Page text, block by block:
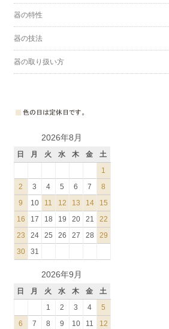
器の特性
器の技法
器の取り扱い方
2026年8月
日 月 火 水 木 金
土
1
2
3 4 5 6 7
8
9
10 11 12 13 14
15
16
17 18 19 20 21
22
23
24 25 26 27 28
29
30
31
2026年9月
日 月 火 水 木 金
土
1
2 3 4
5
6
7 8 9 10 11
12